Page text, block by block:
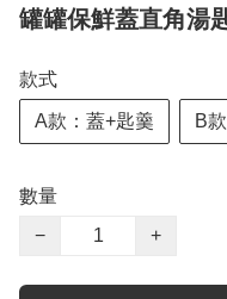
罐罐保鮮蓋直角湯
款式
A款：蓋+匙羹 B
數量
−
+